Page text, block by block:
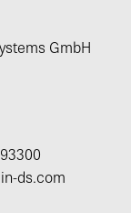
GmbH
ds.com